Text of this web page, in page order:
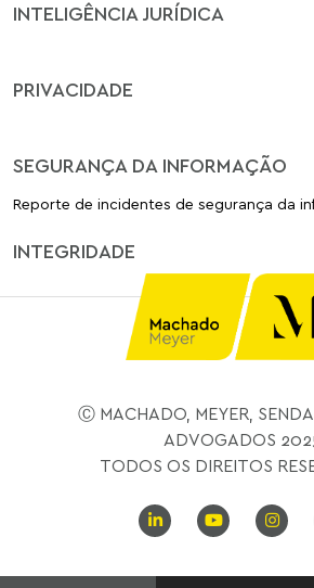
INTELIGÊNCIA JURÍDICA
PRIVACIDADE
SEGURANÇA DA INFORMAÇÃO
Reporte de incidentes de segurança da
INTEGRIDADE
Ⓒ MACHADO, MEYER,
ADVOGADOS
TODOS OS DIREITOS